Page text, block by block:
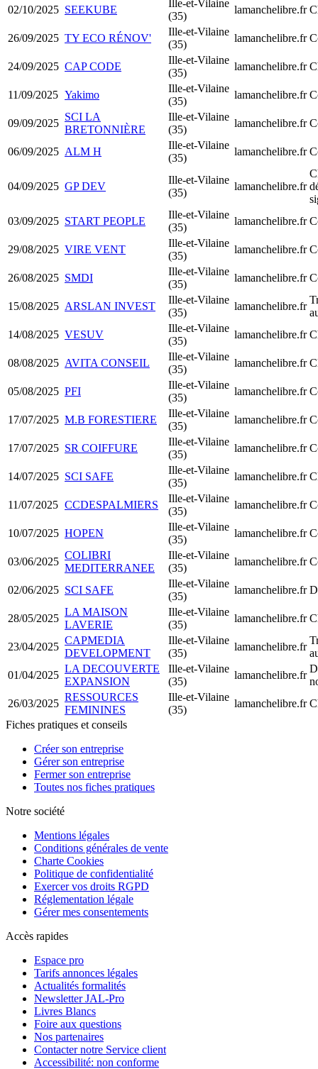
02/10/2025 SEEKUBE
Ille-et-Vilaine
(35)
lamanchelibre.fr
26/09/2025 TY ECO RÉNOV'
Ille-et-Vilaine
(35)
lamanchelibre.fr
24/09/2025 CAP CODE
Ille-et-Vilaine
(35)
lamanchelibre.fr
11/09/2025 Yakimo
Ille-et-Vilaine
(35)
lamanchelibre.fr
09/09/2025
SCI LA
BRETONNIÈRE
Ille-et-Vilaine
(35)
lamanchelibre.fr
06/09/2025 ALM H
Ille-et-Vilaine
(35)
lamanchelibre.fr
04/09/2025 GP DEV
Ille-et-Vilaine
(35)
lamanchelibre.fr
03/09/2025 START PEOPLE
Ille-et-Vilaine
(35)
lamanchelibre.fr
29/08/2025 VIRE VENT
Ille-et-Vilaine
(35)
lamanchelibre.fr
26/08/2025 SMDI
Ille-et-Vilaine
(35)
lamanchelibre.fr
15/08/2025 ARSLAN INVEST
Ille-et-Vilaine
(35)
lamanchelibre.fr
14/08/2025 VESUV
Ille-et-Vilaine
(35)
lamanchelibre.fr
08/08/2025 AVITA CONSEIL
Ille-et-Vilaine
(35)
lamanchelibre.fr
05/08/2025 PFI
Ille-et-Vilaine
(35)
lamanchelibre.fr
17/07/2025 M.B FORESTIERE
Ille-et-Vilaine
(35)
lamanchelibre.fr
17/07/2025 SR COIFFURE
Ille-et-Vilaine
(35)
lamanchelibre.fr
14/07/2025 SCI SAFE
Ille-et-Vilaine
(35)
lamanchelibre.fr
11/07/2025 CCDESPALMIERS
Ille-et-Vilaine
(35)
lamanchelibre.fr
10/07/2025 HOPEN
Ille-et-Vilaine
(35)
lamanchelibre.fr
03/06/2025
COLIBRI
MEDITERRANEE
Ille-et-Vilaine
(35)
lamanchelibre.fr
02/06/2025 SCI SAFE
Ille-et-Vilaine
(35)
lamanchelibre.fr
28/05/2025
LA MAISON
LAVERIE
Ille-et-Vilaine
(35)
lamanchelibre.fr
23/04/2025
CAPMEDIA
DEVELOPMENT
Ille-et-Vilaine
(35)
lamanchelibre.fr
01/04/2025
LA DECOUVERTE
EXPANSION
Ille-et-Vilaine
(35)
lamanchelibre.fr
26/03/2025
RESSOURCES
FEMININES
Ille-et-Vilaine
(35)
lamanchelibre.fr
Fiches pratiques et conseils
Créer son entreprise
Gérer son entreprise
Fermer son entreprise
Toutes nos fiches pratiques
Notre société
Mentions légales
Conditions générales de vente
Charte Cookies
Politique de confidentialité
Exercer vos droits RGPD
Réglementation légale
Gérer mes consentements
Accès rapides
Espace pro
Tarifs annonces légales
Actualités formalités
Newsletter JAL-Pro
Livres Blancs
Foire aux questions
Nos partenaires
Contacter notre Service client
Accessibilité: non conforme